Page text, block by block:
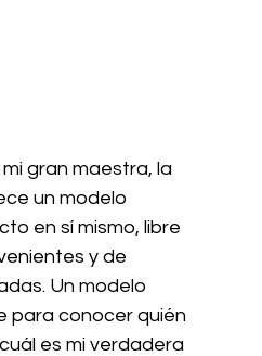
gran maestra, la
un modelo
en sí mismo, libre
y de
Un modelo
para conocer quién
es mi verdadera